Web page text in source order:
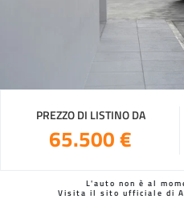
PREZZO DI LISTINO DA
65.500 €
L'auto non è al
Visita il sito ufficiale di